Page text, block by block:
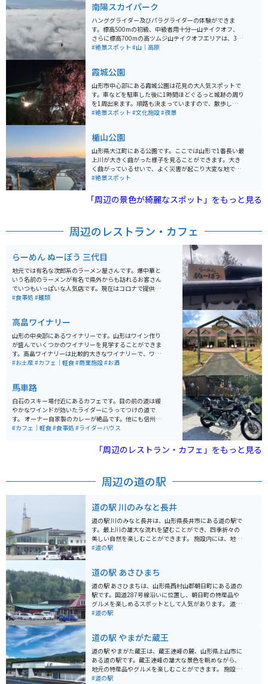
南陽スカイパーク
ハンググライダー及びパラグライダーの体験ができま
す。標高500mの初級、中級者用十分一山テイクオフ、
さらに標高700mの高ツムジ山テイクオフエリアは、3方
向へのフライトが可能です。また、アクティビティに参
す。
#絶景スポット #山｜高原
霞城公園
山形市中心部にある霞城公園は花見の大人気スポットで
す。車などを駐車した後に1時間ほどぐるっと城跡の周り
を1周出来ます。順路も決まっていますので、散歩しなが
ら花見をすることが出来ます。 30分ほど歩いた後は開け
で、混雑を避けたい方には平日の昼間に行く事をオスス
メします。
#絶景スポット #文化施設#夜景
楯山公園
山形県大江町にある公園です。ここでは山形で1番長い最
上川が大きく曲がった様子を見ることができます。大き
く曲がっているせいで、よく災害が起こり大変な地です
が、それでもきれいに流れる様子、町全体で守っている
くとあります。
#絶景スポット
「周辺の景色が綺麗なスポット」をもっと見る
周辺のレストラン・カフェ
らーめん ぬーぼう 三代目
地元では有名な次郎系のラーメン屋さんです。爆中華と
いう名前のラーメンが有名で県外からも訪れるお客さん
でいつもいっぱいな人気店です。現在はコロナで提供し
ていませんが、大きなきくらげが食べ放題という粋なサ
#食事処 #麺類
高畠ワイナリー
山形の中央部にあるワイナリーです。山形はワイン作り
が盛んでいくつかのワイナリーを見学することができま
す。高畠ワイナリーは比較的大きなワイナリーで、ワイ
ン工場の見学もできます。もちろんお土産としてワイン
#お土産#カフェ｜軽食#商業施設#お酒
馬車路
白石のスキー場付近にあるカフェです。目の前の道は緩
やかなワインドが効いたライダーにうってつけの道で
す。 オーナー自家製のカレーが絶品です。他にも信州産
のお蕎麦や、各酒類の取り扱いもあります。もともと仙
#カフェ｜軽食#食事処 #ライダーハウス
「周辺のレストラン・カフェ」をもっと見る
周辺の道の駅
道の駅 川のみなと長井
道の駅 川のみなと長井は、山形県長井市にある道の駅で
す。最上川の雄大な流れを望むことができ、四季折々の
美しい自然を楽しむことができます。 施設内には、地元
の新鮮な野菜や果物を販売する農産物直売所や、地元食
るので安心です。最上川沿いは、景色が良いのでツーリ
ングにも最適です。 長井市は、紅花やアユの産地として
知られています。道の駅周辺では、紅花畑やアユの塩焼
きなどを楽しむことができます。
#道の駅
道の駅 あさひまち
道の駅 あさひまちは、山形県西村山郡朝日町にある道の
駅です。国道287号線沿いに位置し、朝日町の特産品や
グルメを楽しめるスポットとして人気があります。 道の
駅内には、地元産の新鮮な野菜や果物を販売する農産物
りや弁当はおすすめです。また、レストランでは、地元
産の食材をふんだんに使った郷土料理や、季節のメニュ
ーを楽しむことができます。 バイクで訪れる場合、道の
駅には広い駐車場が完備されているので安心です。周辺
には、朝日町のシンボルである「朝日連峰」や、清流
#道の駅
道の駅 やまがた蔵王
道の駅 やまがた蔵王は、蔵王連峰の麓、山形県上山市に
ある道の駅です。蔵王連峰の雄大な景色を眺めながら、
地元の特産品やグルメを楽しむことができます。 施設内
には、地元産の新鮮な野菜や果物を販売する農産物直売
#道の駅